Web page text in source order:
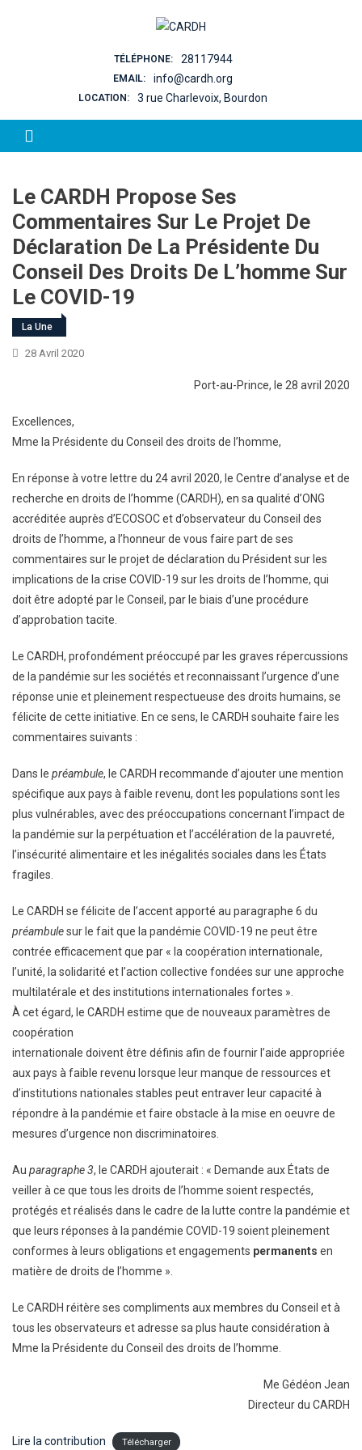
TÉLÉPHONE: 28117944
EMAIL: info@cardh.org
LOCATION: 3 rue Charlevoix, Bourdon
Le CARDH Propose Ses
Commentaires Sur Le Projet De
Déclaration De La Présidente Du
Conseil Des Droits De L’homme Sur
Le COVID-19
La Une
28 Avril 2020
Port-au-Prince, le 28 avril 2020
Excellences,
Mme la Présidente du Conseil des droits de l’homme,
En réponse à votre lettre du 24 avril 2020, le Centre d’analyse et de
recherche en droits de l’homme (CARDH), en sa qualité d’ONG
accréditée auprès d’ECOSOC et d’observateur du Conseil des
droits de l’homme, a l’honneur de vous faire part de ses
commentaires sur le projet de déclaration du Président sur les
implications de la crise COVID-19 sur les droits de l’homme, qui
doit être adopté par le Conseil, par le biais d’une procédure
d’approbation tacite.
Le CARDH, profondément préoccupé par les graves répercussions
de la pandémie sur les sociétés et reconnaissant l’urgence d’une
réponse unie et pleinement respectueuse des droits humains, se
félicite de cette initiative. En ce sens, le CARDH souhaite faire les
commentaires suivants :
Dans le préambule, le CARDH recommande d’ajouter une mention
spécifique aux pays à faible revenu, dont les populations sont les
plus vulnérables, avec des préoccupations concernant l’impact de
la pandémie sur la perpétuation et l’accélération de la pauvreté,
l’insécurité alimentaire et les inégalités sociales dans les États
fragiles.
Le CARDH se félicite de l’accent apporté au paragraphe 6 du
préambulesur le fait que la pandémie COVID-19 ne peut être
contrée efficacement que par « la coopération internationale,
l’unité, la solidarité et l’action collective fondées sur une approche
multilatérale et des institutions internationales fortes ».
À cet égard, le CARDH estime que de nouveaux paramètres de
coopération
internationale doivent être définis afin de fournir l’aide appropriée
aux pays à faible revenu lorsque leur manque de ressources et
d’institutions nationales stables peut entraver leur capacité à
répondre à la pandémie et faire obstacle à la mise en oeuvre de
mesures d’urgence non discriminatoires.
Au paragraphe 3, le CARDH ajouterait : « Demande aux États de
veiller à ce que tous les droits de l’homme soient respectés,
protégés et réalisés dans le cadre de la lutte contre la pandémie et
que leurs réponses à la pandémie COVID-19 soient pleinement
conformes à leurs obligations et engagements permanents en
matière de droits de l’homme ».
Le CARDH réitère ses compliments aux membres du Conseil et à
tous les observateurs et adresse sa plus haute considération à
Mme la Présidente du Conseil des droits de l’homme.
Me Gédéon Jean
Directeur du CARDH
Lire la contribution Télécharger